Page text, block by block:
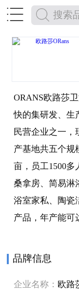

ORANS欧路莎
快的集研发、生
民营企业之一，
产基地共五个规
亩，员工1500多
桑拿房、简易淋
浴室家私、陶瓷
产品，年产能可
的领军者，是
一。
关研发机构及国
品牌信息
企业名称： 欧路